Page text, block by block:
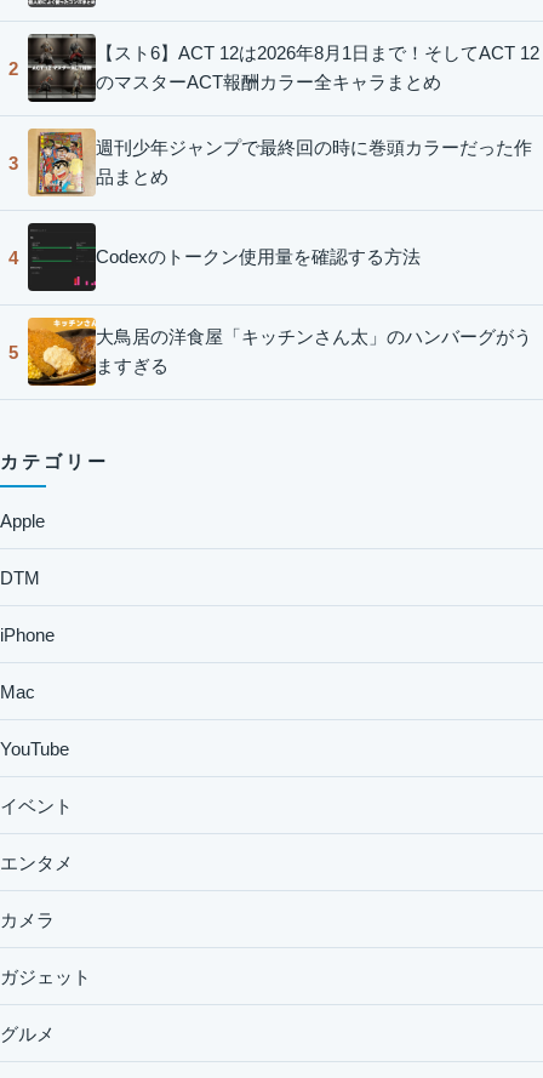
2
【スト6】ACT 12は2026年8月1日まで！そしてACT 12
のマスターACT報酬カラー全キャラまとめ
3
週刊少年ジャンプで最終回の時に巻頭カラーだった作
品まとめ
4 Codexのトークン使用量を確認する方法
5
大鳥居の洋食屋「キッチンさん太」のハンバーグがう
ますぎる
カテゴリー
Apple
DTM
iPhone
Mac
YouTube
イベント
エンタメ
カメラ
ガジェット
グルメ